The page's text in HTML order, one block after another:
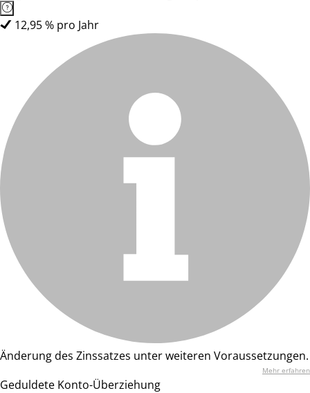
12,95 % pro Jahr
Änderung des Zinssatzes unter weiteren Voraussetzungen.
Mehr erfahren
Geduldete Konto-Überziehung